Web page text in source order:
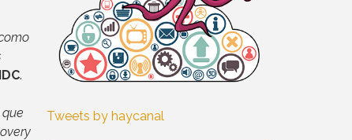
.
Tweets by haycanal